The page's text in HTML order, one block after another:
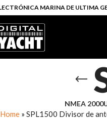
MARINA DE ULTIMA
NMEA 2000
Home » SPL1500 Divisor de